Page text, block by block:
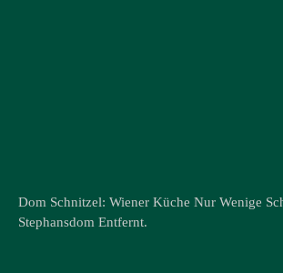
Dom Schnitzel: Wiener Küche Nur Wenige
Stephansdom Entfernt.